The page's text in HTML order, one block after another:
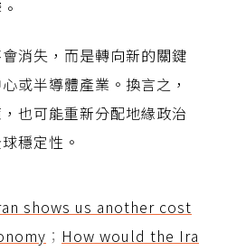
消失，而是轉向新的關鍵
或半導體產業。換言之，
也可能重新分配地緣政治
穩定性。
shows us another cost
； How would the Ira